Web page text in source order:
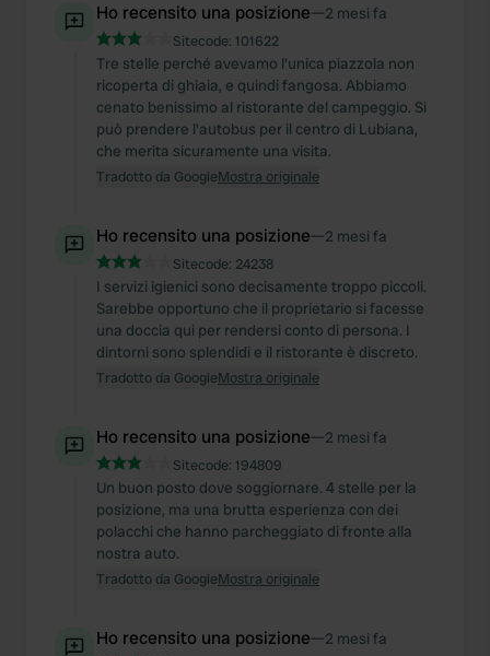
Ho recensito una posizione—2 mesi fa
Sitecode: 101622
Tre stelle perché avevamo l'unica piazzola non
ricoperta di ghiaia, e quindi fangosa. Abbiamo
cenato benissimo al ristorante del campeggio. Si
può prendere l'autobus per il centro di Lubiana,
che merita sicuramente una visita.
Tradotto da GoogleMostra originale
Ho recensito una posizione—2 mesi fa
Sitecode: 24238
I servizi igienici sono decisamente troppo piccoli.
Sarebbe opportuno che il proprietario si facesse
una doccia qui per rendersi conto di persona. I
dintorni sono splendidi e il ristorante è discreto.
Tradotto da GoogleMostra originale
Ho recensito una posizione—2 mesi fa
Sitecode: 194809
Un buon posto dove soggiornare. 4 stelle per la
posizione, ma una brutta esperienza con dei
polacchi che hanno parcheggiato di fronte alla
nostra auto.
Tradotto da GoogleMostra originale
Ho recensito una posizione—2 mesi fa